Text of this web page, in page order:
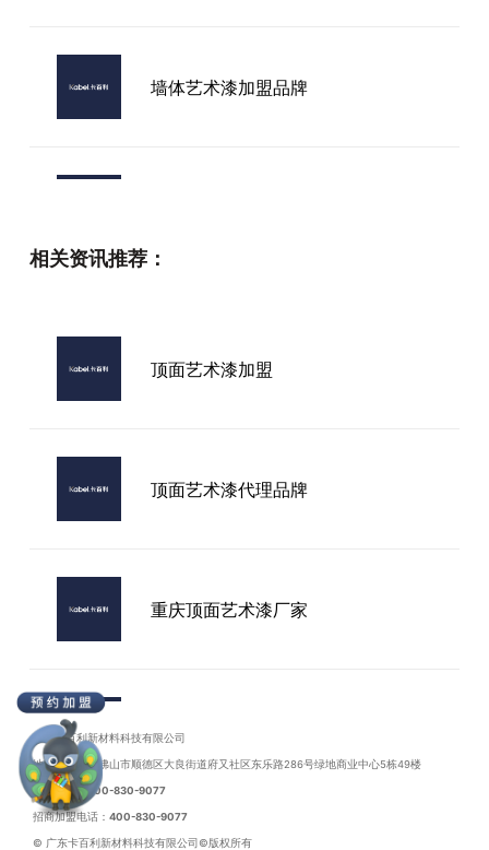
墙体艺术漆加盟品牌
相关资讯推荐：
顶面艺术漆加盟
顶面艺术漆代理品牌
重庆顶面艺术漆厂家
苏州顶面艺术漆加盟
广东卡百利新材料科技有限公司
地址：广东省佛山市顺德区大良街道府又社区东乐路286号绿地商业中心5栋49楼
联系电话：400-830-9077
招商加盟电话： 400-830-9077
© 广东卡百利新材料科技有限公司©版权所有